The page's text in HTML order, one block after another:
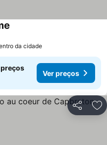
da cidade
preços
Ver preços
Partilhar